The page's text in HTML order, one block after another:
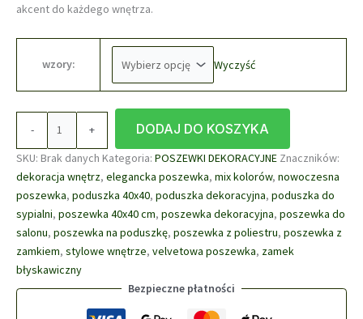
akcent do każdego wnętrza.
wzory: Wyczyść
-
Poszewka
bawełniana
BOHO
40x40
cm
+ DODAJ DO KOSZYKA
SKU: Brak danych Kategoria: POSZEWKI DEKORACYJNE Znaczników:
dekoracja wnętrz, elegancka poszewka, mix kolorów, nowoczesna
poszewka, poduszka 40x40, poduszka dekoracyjna, poduszka do
sypialni, poszewka 40x40 cm, poszewka dekoracyjna, poszewka do
salonu, poszewka na poduszkę, poszewka z poliestru, poszewka z
zamkiem, stylowe wnętrze, velvetowa poszewka, zamek
błyskawiczny
Bezpieczne płatności